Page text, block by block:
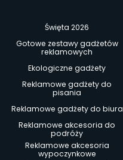
Święta 2026
Gotowe zestawy gadżetów
reklamowych
Ekologiczne gadżety
Reklamowe gadżety do
pisania
Reklamowe gadżety do biura
Reklamowe akcesoria do
podróży
Reklamowe akcesoria
wypoczynkowe